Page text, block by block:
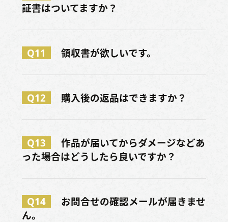
証書はついてますか？
Q11 領収書が欲しいです。
Q12 購入後の返品はできますか？
Q13
作品が届いてからダメージなどあ
った場合はどうしたら良いですか？
Q14
お問合せの確認メールが届きませ
ん。